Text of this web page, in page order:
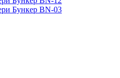
Бункер BN-03